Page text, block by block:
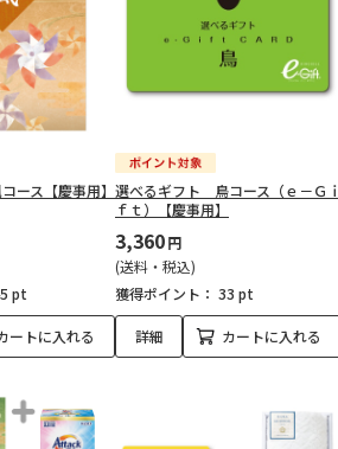
ース【慶事用】
pt
ートに入れる
選べるギフト 鳥コース（ｅ－Ｇｉ
ｆｔ）【慶事用】
3,360円
(送料・税込)
獲得ポイント： 33 pt
詳細 カートに入れる